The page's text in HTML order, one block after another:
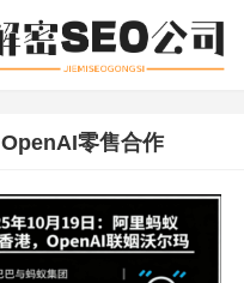
OpenAI零售合作